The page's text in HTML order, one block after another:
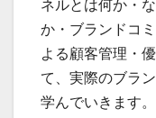
ネルとは何か・
か・ブランドコ
よる顧客管理・
て、実際のブラ
学んでいきます。